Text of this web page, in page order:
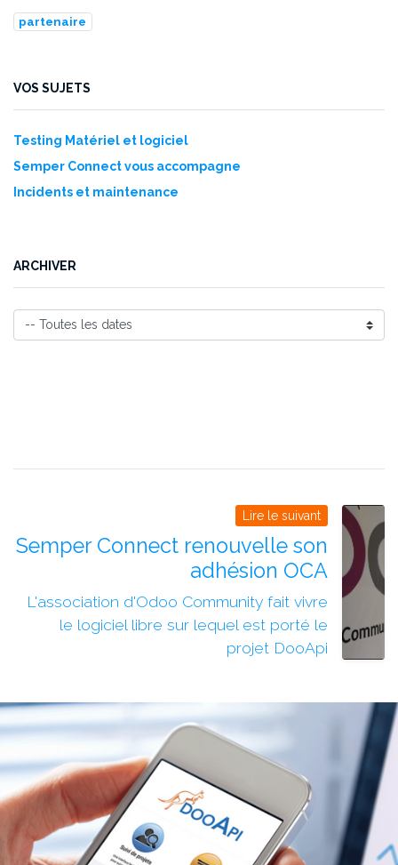
partenaire
VOS SUJETS
Testing Matériel et logiciel
Semper Connect vous accompagne
Incidents et maintenance
ARCHIVER
Lire le suivant
Semper Connect renouvelle son
adhésion OCA
L'association d'Odoo Community fait vivre
le logiciel libre sur lequel est porté le
projet DooApi